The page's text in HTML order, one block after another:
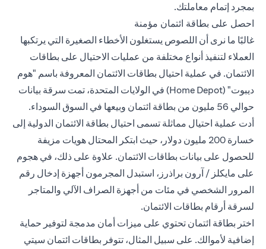
بمجرد إتمام معاملتك.
احصل على بطاقة ائتمان مؤمنة
غالبًا ما نرى أن اللصوص يستغلون الأخطاء الصغيرة التي يرتكبها
العملاء لتنفيذ أنواع مختلفة من عمليات الاحتيال على بطاقات
الائتمان. في عملية احتيال بطاقات الائتمان المعروفة باسم "هوم
ديبوت" (Home Depot) في الولايات المتحدة، تمت سرقة بيانات
حوالي 56 مليون من بطاقة ائتمان وبيعها في السوق السوداء.
أدت عملية احتيال مماثلة تسمى احتيال بطاقة الائتمان الدولية إلى
خسارة 200 مليون دولار، حيث ابتكر المحتال هويات مزيفة
للحصول على بيانات بطاقات الائتمان. علاوة على ذلك، في هجوم
على مايكلز / آرون براذرز، استبدل المجرمون أجهزة إدخال رقم
المرور الشخصي في مئات من أجهزة الصراف الآلي والمتاجر
لسرقة أرقام بطاقات الائتمان.
اختر بطاقة ائتمان تحتوي على ميزات أمان مدمجة لتوفير حماية
إضافية لأموالك. على سبيل المثال، تتوفر بطاقات ائتمان سيتي